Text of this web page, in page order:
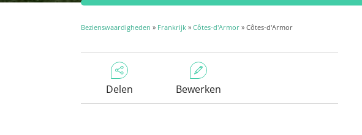
Bezienswaardigheden » Frankrijk » Côtes-d'Armor » Côtes-d'Armor
Delen Bewerken